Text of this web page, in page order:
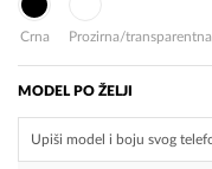
Crna Prozirna/transparentna
MODEL PO ŽELJI